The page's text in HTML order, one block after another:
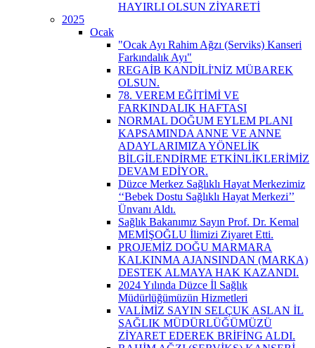
HAYIRLI OLSUN ZİYARETİ
2025
Ocak
"Ocak Ayı Rahim Ağzı (Serviks) Kanseri
Farkındalık Ayı"
REGAİB KANDİLİ'NİZ MÜBAREK
OLSUN.
78. VEREM EĞİTİMİ VE
FARKINDALIK HAFTASI
NORMAL DOĞUM EYLEM PLANI
KAPSAMINDA ANNE VE ANNE
ADAYLARIMIZA YÖNELİK
BİLGİLENDİRME ETKİNLİKLERİMİZ
DEVAM EDİYOR.
Düzce Merkez Sağlıklı Hayat Merkezimiz
‘‘Bebek Dostu Sağlıklı Hayat Merkezi’’
Ünvanı Aldı.
Sağlık Bakanımız Sayın Prof. Dr. Kemal
MEMİŞOĞLU İlimizi Ziyaret Etti.
PROJEMİZ DOĞU MARMARA
KALKINMA AJANSINDAN (MARKA)
DESTEK ALMAYA HAK KAZANDI.
2024 Yılında Düzce İl Sağlık
Müdürlüğümüzün Hizmetleri
VALİMİZ SAYIN SELÇUK ASLAN İL
SAĞLIK MÜDÜRLÜĞÜMÜZÜ
ZİYARET EDEREK BRİFİNG ALDI.